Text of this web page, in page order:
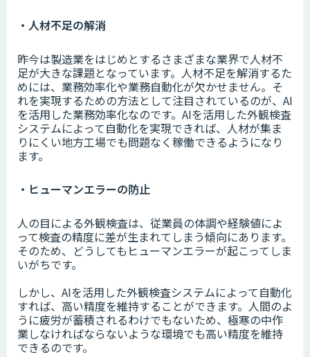
・人材不足の解消
昨今は製造業をはじめとするさまざまな業界で人材不
足が大きな課題となっています。人材不足を解消するた
めには、業務効率化や業務自動化が欠かせません。そ
れを実現するための方法として注目されているのが、AI
を活用した業務効率化なのです。AIを活用した外観検査
システムによって自動化を実現できれば、人材が集ま
りにくい地方工場でも問題なく稼働できるようになり
ます。
・ヒューマンエラーの防止
人の目による外観検査は、従業員の体調や経験値によ
って検査の精度に差が生まれてしまう傾向にあります。
そのため、どうしてもヒューマンエラーが起こってしま
いがちです。
しかし、AIを活用した外観検査システムによって自動化
すれば、高い精度を維持することができます。人間のよ
うに疲労が蓄積されるわけでもないため、極寒の中作
業しなければならないような環境でも高い精度を維持
できるのです。